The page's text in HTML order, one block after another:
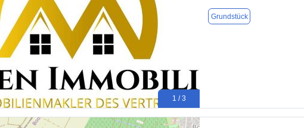
1 / 3
Grundstück